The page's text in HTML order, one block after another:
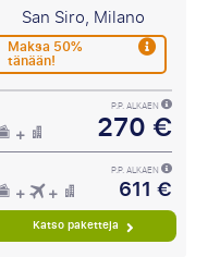
San Siro, Milano
Maksa 50%
tänään!
P.P. ALKAEN
270 €
P.P. ALKAEN
611 €
Katso paketteja